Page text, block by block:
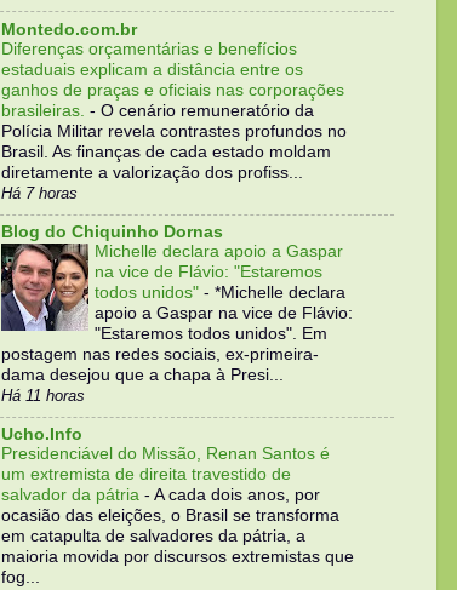
Montedo.com.br
Diferenças orçamentárias e benefícios
estaduais explicam a distância entre os
ganhos de praças e oficiais nas corporações
brasileiras. - O cenário remuneratório da
Polícia Militar revela contrastes profundos no
Brasil. As finanças de cada estado moldam
diretamente a valorização dos profiss...
Há 7 horas
Blog do Chiquinho Dornas
Michelle declara apoio a Gaspar
na vice de Flávio: "Estaremos
todos unidos" - *Michelle declara
apoio a Gaspar na vice de Flávio:
"Estaremos todos unidos". Em
postagem nas redes sociais, ex-primeira-
dama desejou que a chapa à Presi...
Há 11 horas
Ucho.Info
Presidenciável do Missão, Renan Santos é
um extremista de direita travestido de
salvador da pátria - A cada dois anos, por
ocasião das eleições, o Brasil se transforma
em catapulta de salvadores da pátria, a
maioria movida por discursos extremistas que
fog...